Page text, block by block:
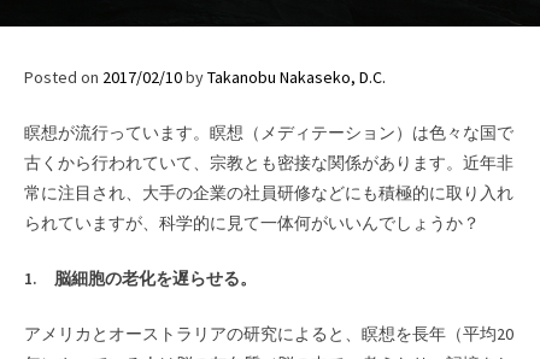
Posted on 2017/02/10byTakanobu Nakaseko, D.C.
瞑想が流行っています。瞑想（メディテーション）は色々な国で
古くから行われていて、宗教とも密接な関係があります。近年非
常に注目され、大手の企業の社員研修などにも積極的に取り入れ
られていますが、科学的に見て一体何がいいんでしょうか？
1. 脳細胞の老化を遅らせる。
アメリカとオーストラリアの研究によると、瞑想を長年（平均20